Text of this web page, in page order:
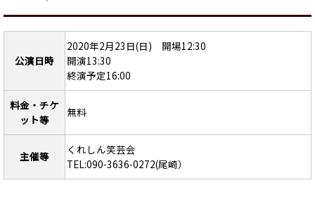
公演日時
2020年2月23日(日) 開場12:30
開演13:30
終演予定16:00
料金・チケ
ット等
無料
主催等
くれしん笑芸会
TEL:090-3636-0272(尾崎）